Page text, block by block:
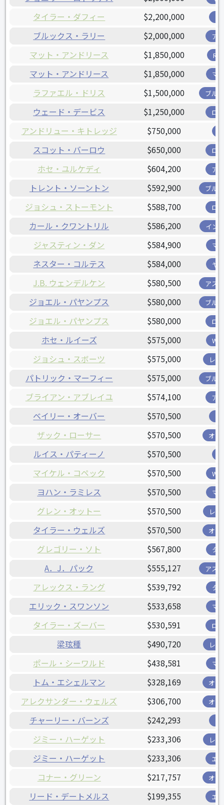
タイラー・ダフィー $2,200,000
ブルックス・ラリー $2,000,000 ア
マット・アンドリース $1,850,000 R
マット・アンドリース $1,850,000 マ
ラファエル・ドリス $1,500,000 ブル
ウェード・デービス $1,250,000 ロ
アンドリュー・キトレッジ $750,000
スコット・バーロウ $650,000 ロ
ホセ・ユルケディ $604,200 ア
トレント・ソーントン $592,900 ブル
ジョシュ・ストーモント $588,700 ロ
カール・クワントリル $586,200 イン
ジャスティン・ダン $584,900 マ
ネスター・コルテス $584,000 ヤ
J.B. ウェンデルケン $580,500 アス
ジョエル・パヤンプス $580,000 ブル
ジョエル・パヤンプス $580,000 ロ
ホセ・ルイーズ $575,000 W
ジョシュ・スボーツ $575,000 レ
パトリック・マーフィー $575,000 ブル
ブライアン・アブレイユ $574,100 ア
ベイリー・オーバー $570,500
ザック・ローサー $570,500 オリ
ルイス・パティーノ $570,500
マイケル・コペック $570,500 W
ヨハン・ラミレス $570,500 マ
グレン・オットー $570,500 レ
タイラー・ウェルズ $570,500 オリ
グレゴリー・ソト $567,800 タ
A．J．パック $555,127 アス
アレックス・ラング $539,792 タ
エリック・スワンソン $533,658 マ
タイラー・ズーバー $530,591 ロ
梁玹種 $490,720 レ
ポール・シーワルド $438,581 マ
トム・エシェルマン $328,169 オリ
アレクサンダー・ウェルズ $306,700 オリ
チャーリー・バーンズ $242,293
ジミー・ハーゲット $233,306 レ
ジミー・ハーゲット $233,306 エ
コナー・グリーン $217,757 オリ
リード・デートメルス $199,355 エ